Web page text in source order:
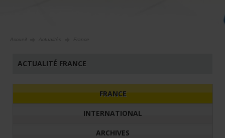
Actualités France
ACTUALITÉ FRANCE
FRANCE
INTERNATIONAL
ARCHIVES